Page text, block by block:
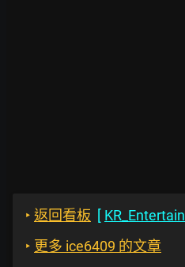
‣ 返回看板 [ KR_Entertain
‣ 更多 ice6409 的文章